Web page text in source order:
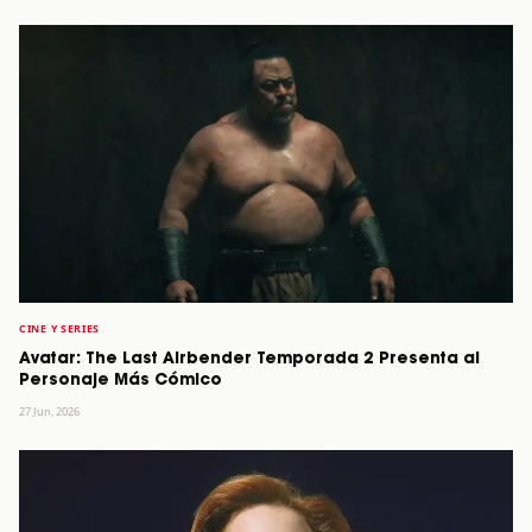
CINE Y SERIES
Avatar: The Last Airbender Temporada 2 Presenta al
Personaje Más Cómico
27 Jun, 2026